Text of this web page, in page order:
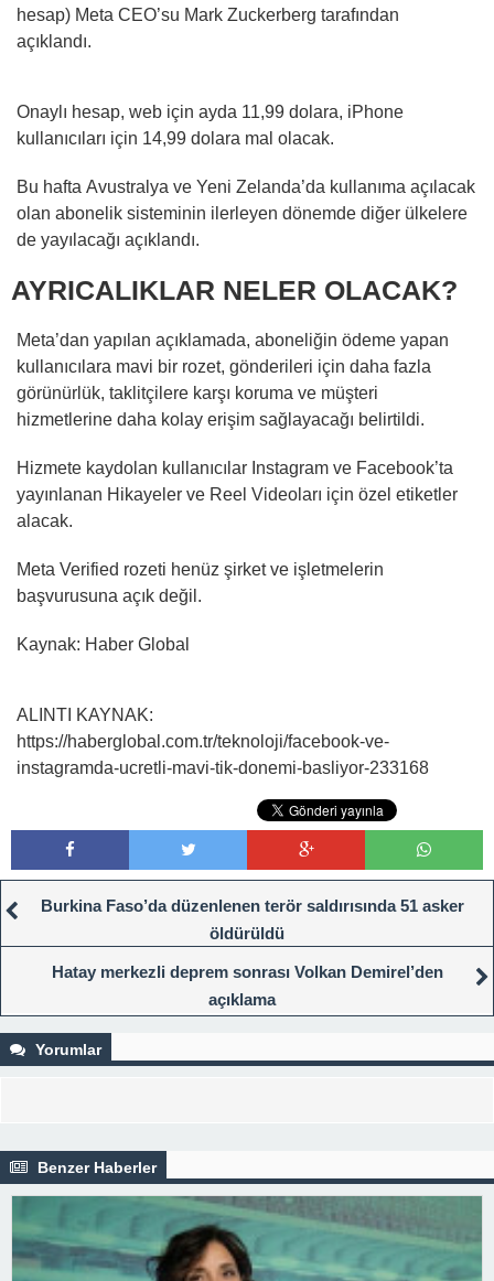
hesap) Meta CEO’su Mark Zuckerberg tarafından
açıklandı.
Onaylı hesap, web için ayda 11,99 dolara, iPhone
kullanıcıları için 14,99 dolara mal olacak.
Bu hafta Avustralya ve Yeni Zelanda’da kullanıma açılacak
olan abonelik sisteminin ilerleyen dönemde diğer ülkelere
de yayılacağı açıklandı.
AYRICALIKLAR NELER OLACAK?
Meta’dan yapılan açıklamada, aboneliğin ödeme yapan
kullanıcılara mavi bir rozet, gönderileri için daha fazla
görünürlük, taklitçilere karşı koruma ve müşteri
hizmetlerine daha kolay erişim sağlayacağı belirtildi.
Hizmete kaydolan kullanıcılar Instagram ve Facebook’ta
yayınlanan Hikayeler ve Reel Videoları için özel etiketler
alacak.
Meta Verified rozeti henüz şirket ve işletmelerin
başvurusuna açık değil.
Kaynak: Haber Global
ALINTI KAYNAK:
https://haberglobal.com.tr/teknoloji/facebook-ve-
instagramda-ucretli-mavi-tik-donemi-basliyor-233168
Burkina Faso’da düzenlenen terör saldırısında 51 asker
öldürüldü
Hatay merkezli deprem sonrası Volkan Demirel’den
açıklama
Yorumlar
Benzer Haberler